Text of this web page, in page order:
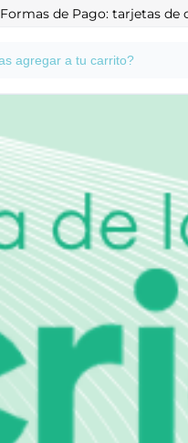
Formas de Pago: tarjetas de